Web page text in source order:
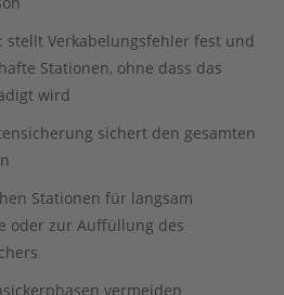
stellt Verkabelungsfehler fest und
Stationen, ohne dass das
wird
sichert den gesamten
Stationen für langsam
oder zur Auffüllung des
vermeiden